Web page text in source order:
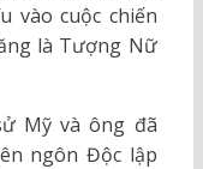
vào cuộc chiến
là Tượng Nữ
Mỹ và ông đã
ngôn Độc lập